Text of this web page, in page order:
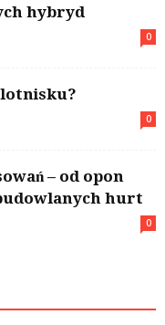
hybryd
0
lotnisku?
0
– od opon
hurt
0